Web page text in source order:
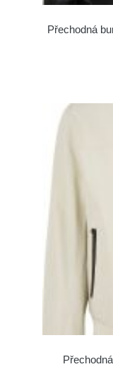
Přechodná